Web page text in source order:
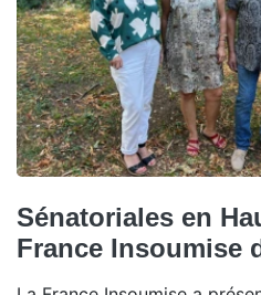
Sénatoriales en
France Insoumise